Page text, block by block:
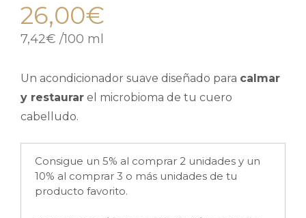
26,00€
7,42€ /100 ml
Un acondicionador suave diseñado para calmar
y restaurar el microbioma de tu cuero
cabelludo.
Consigue un 5% al comprar 2 unidades y un
10% al comprar 3 o más unidades de tu
producto favorito.